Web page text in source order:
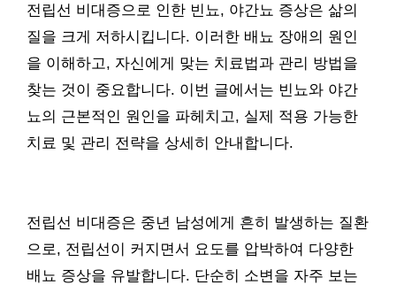
전립선 비대증으로 인한 빈뇨, 야간뇨 증상은 삶의
질을 크게 저하시킵니다. 이러한 배뇨 장애의 원인
을 이해하고, 자신에게 맞는 치료법과 관리 방법을
찾는 것이 중요합니다. 이번 글에서는 빈뇨와 야간
뇨의 근본적인 원인을 파헤치고, 실제 적용 가능한
치료 및 관리 전략을 상세히 안내합니다.
전립선 비대증은 중년 남성에게 흔히 발생하는 질환
으로, 전립선이 커지면서 요도를 압박하여 다양한
배뇨 증상을 유발합니다. 단순히 소변을 자주 보는